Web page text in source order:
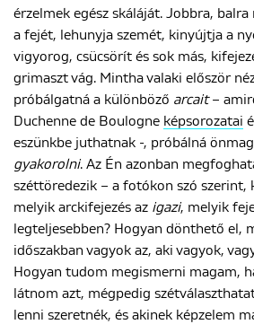
érzelmek egész skáláját. Jobbra,
a fejét, lehunyja szemét, kinyújtja a
vigyorog, csücsörít és sok más,
grimaszt vág. Mintha valaki először
próbálgatná a különböző arcait–
Duchenne de Boulogne képsorozatai
eszünkbe juthatnak -, próbálná
gyakorolni. Az Én azonban
széttöredezik – a fotókon szó szerint,
melyik arckifejezés az igazi, melyik
legteljesebben? Hogyan dönthető el,
időszakban vagyok az, aki vagyok,
Hogyan tudom megismerni magam,
látnom azt, mégpedig
lenni szeretnék, és akinek képzelem